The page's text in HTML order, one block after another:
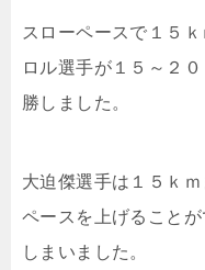
スローペースで１５
ロル選手が１５～２
勝しました。
大迫傑選手は１５ｋ
ペースを上げること
しまいました。